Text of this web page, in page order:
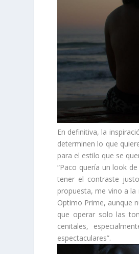
En definitiva, la
determinen lo que
para el estilo que se
“Paco quería un look
tener el contraste
propuesta, me vino a
Optimo Prime, aunque
que operar solo las
cenitales,
espectaculares”.